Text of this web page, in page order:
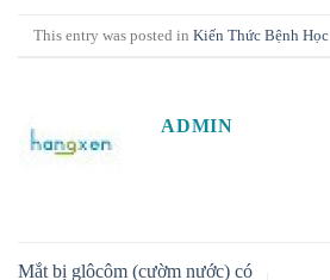
This entry was posted in Kiến Thức Bệnh Học
ADMIN
Mắt bị glôcôm (cườm nước) có